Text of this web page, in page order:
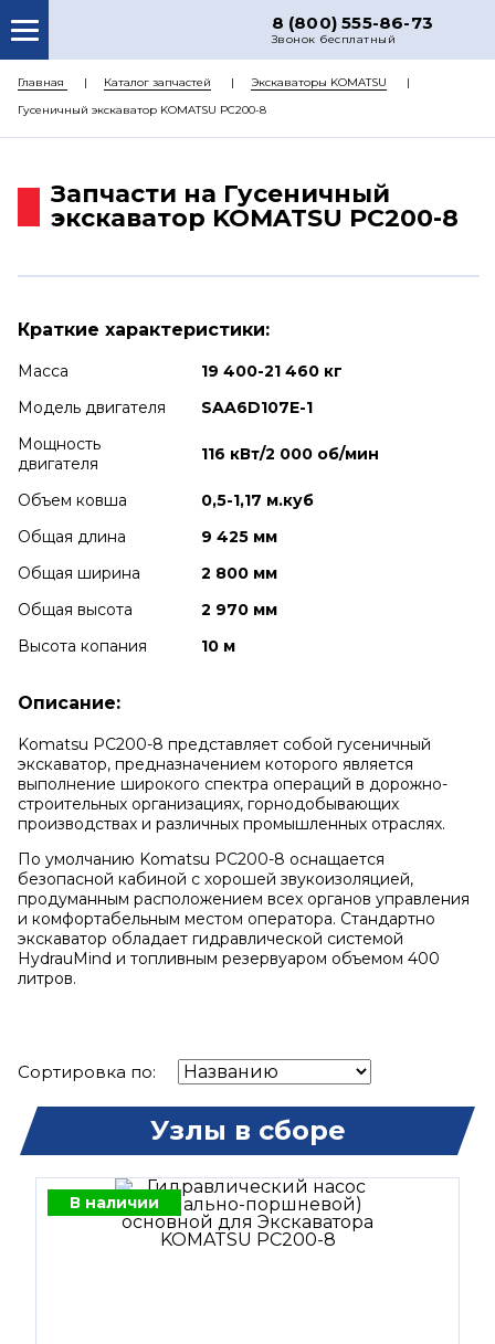
8 (800) 555-86-73
Звонок бесплатный
О НАС
КАТАЛОГ ЗАПЧАСТЕЙ
ДОСТАВКА
Главная Каталог запчастей
Экскаваторы KOMATSU
Гусеничный экскаватор KOMATSU PC200-8
Запчасти на Гусеничный
экскаватор KOMATSU PC200-8
Краткие характеристики:
Масса
19 400-21 460 кг
Модель двигателя
SAA6D107E-1
Мощность
двигателя
116 кВт/2 000 об/мин
Объем ковша
0,5-1,17 м.куб
Общая длина
9 425 мм
Общая ширина
2 800 мм
Общая высота
2 970 мм
Высота копания
10 м
Описание:
Komatsu PC200-8 представляет собой гусеничный
экскаватор, предназначением которого является
выполнение широкого спектра операций в дорожно-
строительных организациях, горнодобывающих
производствах и различных промышленных отраслях.
По умолчанию Komatsu PC200-8 оснащается
безопасной кабиной с хорошей звукоизоляцией,
продуманным расположением всех органов управления
и комфортабельным местом оператора. Стандартно
экскаватор обладает гидравлической системой
HydrauMind и топливным резервуаром объемом 400
литров.
Сортировка по:
Узлы в сборе
В наличии